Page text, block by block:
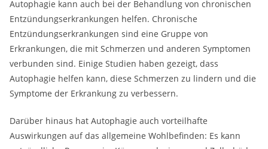
Autophagie kann auch bei der Behandlung von chronischen
Entzündungserkrankungen helfen. Chronische
Entzündungserkrankungen sind eine Gruppe von
Erkrankungen, die mit Schmerzen und anderen Symptomen
verbunden sind. Einige Studien haben gezeigt, dass
Autophagie helfen kann, diese Schmerzen zu lindern und die
Symptome der Erkrankung zu verbessern.
Darüber hinaus hat Autophagie auch vorteilhafte
Auswirkungen auf das allgemeine Wohlbefinden: Es kann